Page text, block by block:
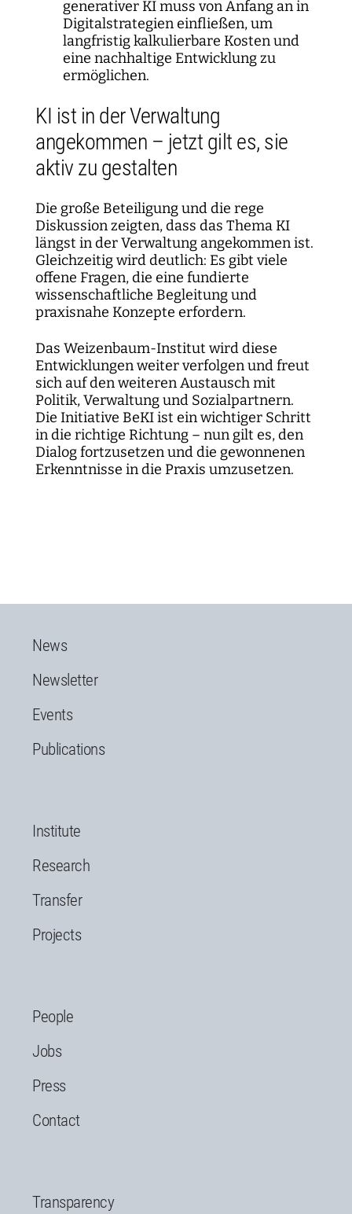
generativer KI muss von Anfang an in
Digitalstrategien einfließen, um
langfristig kalkulierbare Kosten und
eine nachhaltige Entwicklung zu
ermöglichen.
KI ist in der Verwaltung
angekommen – jetzt gilt es, sie
aktiv zu gestalten
Die große Beteiligung und die rege
Diskussion zeigten, dass das Thema KI
längst in der Verwaltung angekommen ist.
Gleichzeitig wird deutlich: Es gibt viele
offene Fragen, die eine fundierte
wissenschaftliche Begleitung und
praxisnahe Konzepte erfordern.
Das Weizenbaum-Institut wird diese
Entwicklungen weiter verfolgen und freut
sich auf den weiteren Austausch mit
Politik, Verwaltung und Sozialpartnern.
Die Initiative BeKI ist ein wichtiger Schritt
in die richtige Richtung – nun gilt es, den
Dialog fortzusetzen und die gewonnenen
Erkenntnisse in die Praxis umzusetzen.
News
Newsletter
Events
Publications
Institute
Research
Transfer
Projects
People
Jobs
Press
Contact
Transparency